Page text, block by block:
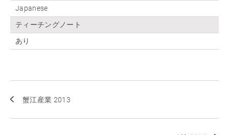
Japanese
ティーチングノート
あり
蟹江産業 2013